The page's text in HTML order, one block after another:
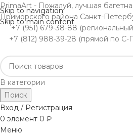
Skip to navigation
Skip to main content
PrimaArt - Пожалуй, лучшая
Приморского района Санкт-
+7 (951) 679-38-88
+7 (812) 988-39-28 (прямой по С-
В категории
Поиск
Вход / Регистрация
0 элемент 0 ₽
Меню